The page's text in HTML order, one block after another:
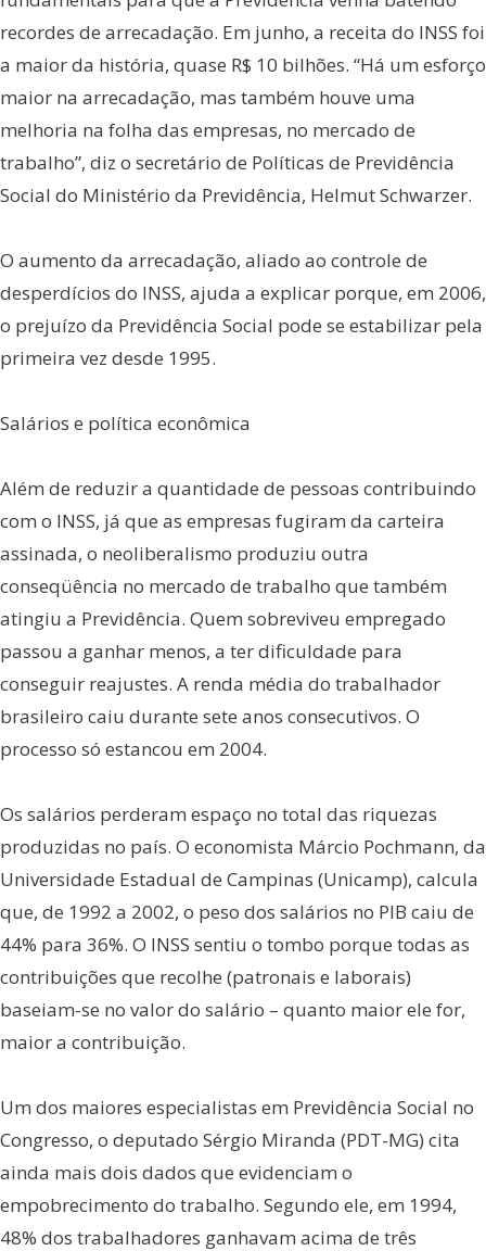
recordes de arrecadação. Em junho, a receita do INSS foi
a maior da história, quase R$ 10 bilhões. “Há um esforço
maior na arrecadação, mas também houve uma
melhoria na folha das empresas, no mercado de
trabalho”, diz o secretário de Políticas de Previdência
Social do Ministério da Previdência, Helmut Schwarzer.
O aumento da arrecadação, aliado ao controle de
desperdícios do INSS, ajuda a explicar porque, em 2006,
o prejuízo da Previdência Social pode se estabilizar pela
primeira vez desde 1995.
Salários e política econômica
Além de reduzir a quantidade de pessoas contribuindo
com o INSS, já que as empresas fugiram da carteira
assinada, o neoliberalismo produziu outra
conseqüência no mercado de trabalho que também
atingiu a Previdência. Quem sobreviveu empregado
passou a ganhar menos, a ter dificuldade para
conseguir reajustes. A renda média do trabalhador
brasileiro caiu durante sete anos consecutivos. O
processo só estancou em 2004.
Os salários perderam espaço no total das riquezas
produzidas no país. O economista Márcio Pochmann, da
Universidade Estadual de Campinas (Unicamp), calcula
que, de 1992 a 2002, o peso dos salários no PIB caiu de
44% para 36%. O INSS sentiu o tombo porque todas as
contribuições que recolhe (patronais e laborais)
baseiam-se no valor do salário – quanto maior ele for,
maior a contribuição.
Um dos maiores especialistas em Previdência Social no
Congresso, o deputado Sérgio Miranda (PDT-MG) cita
ainda mais dois dados que evidenciam o
empobrecimento do trabalho. Segundo ele, em 1994,
48% dos trabalhadores ganhavam acima de três